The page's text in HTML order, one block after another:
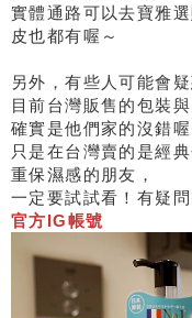
實體通路可以去寶雅
皮也都有喔～
另外，有些人可能會疑
目前台灣販售的包裝
確實是他們家的沒錯喔
只是在台灣賣的是經
重保濕感的朋友，
一定要試試看！有疑
官方IG帳號